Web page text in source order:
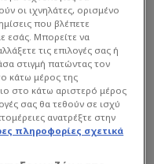
ομοσπονδία
οι ιχνηλάτες, ορισμένο
που βλέπετε
εσάς. Μπορείτε να
τις επιλογές σας ή
στιγμή πατώντας τον
κάτω μέρος της
στο κάτω αριστερό μέρος
σας θα τεθούν σε ισχύ
ανατρέξτε στην
πληροφορίες σχετικά